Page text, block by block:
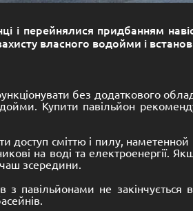
і перейнялися придбанням
власного водойми і
без додаткового
Купити павільйон
доступ сміттю і пилу,
на воді та електроенергії.
зсередини.
з павільйонами не